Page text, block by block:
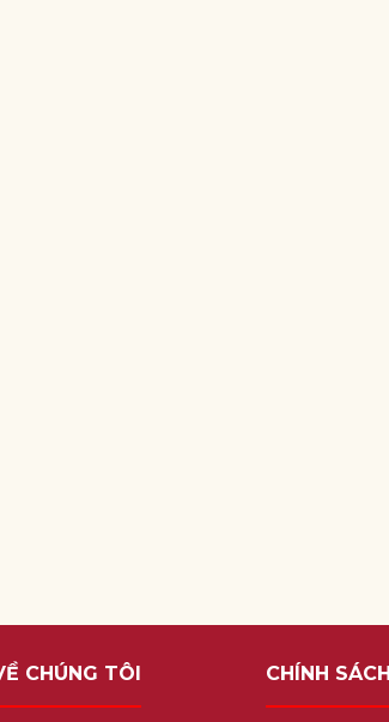
CHÚNG TÔI CHÍNH SÁCH